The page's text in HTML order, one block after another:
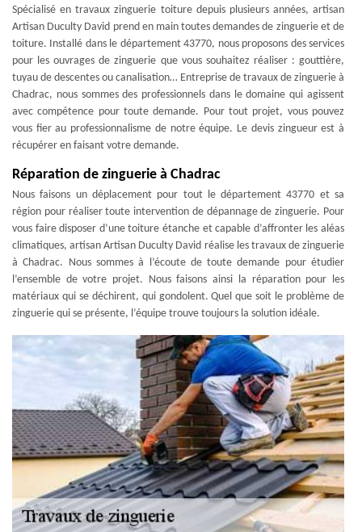
Spécialisé en travaux zinguerie toiture depuis plusieurs années, artisan
Artisan Duculty David prend en main toutes demandes de zinguerie et de
toiture. Installé dans le département 43770, nous proposons des services
pour les ouvrages de zinguerie que vous souhaitez réaliser : gouttière,
tuyau de descentes ou canalisation… Entreprise de travaux de zinguerie à
Chadrac, nous sommes des professionnels dans le domaine qui agissent
avec compétence pour toute demande. Pour tout projet, vous pouvez
vous fier au professionnalisme de notre équipe. Le devis zingueur est à
récupérer en faisant votre demande.
Réparation de zinguerie à Chadrac
Nous faisons un déplacement pour tout le département 43770 et sa
région pour réaliser toute intervention de dépannage de zinguerie. Pour
vous faire disposer d’une toiture étanche et capable d’affronter les aléas
climatiques, artisan Artisan Duculty David réalise les travaux de zinguerie
à Chadrac. Nous sommes à l’écoute de toute demande pour étudier
l’ensemble de votre projet. Nous faisons ainsi la réparation pour les
matériaux qui se déchirent, qui gondolent. Quel que soit le problème de
zinguerie qui se présente, l’équipe trouve toujours la solution idéale.